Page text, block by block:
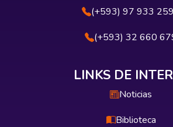
(+593) 97 933
(+593) 32 660
LINKS DE
Noticias
Biblioteca